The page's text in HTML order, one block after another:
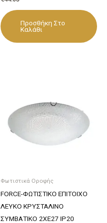
Προσθήκη Στο
Καλάθι
Φωτιστικά Οροφής
FORCE-ΦΩΤΙΣΤΙΚΟ ΕΠΙΤΟΙΧΟ
ΛΕΥΚΟ ΚΡΥΣΤΑΛΙΝΟ
ΣΥΜΒΑΤΙΚΟ 2ΧΕ27 IP20